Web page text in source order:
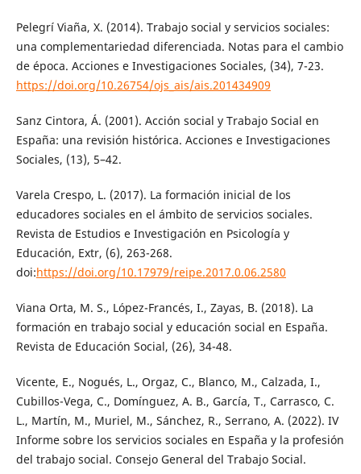
Pelegrí Viaña, X. (2014). Trabajo social y servicios sociales:
una complementariedad diferenciada. Notas para el cambio
de época. Acciones e Investigaciones Sociales, (34), 7-23.
https://doi.org/10.26754/ojs_ais/ais.201434909
Sanz Cintora, Á. (2001). Acción social y Trabajo Social en
España: una revisión histórica. Acciones e Investigaciones
Sociales, (13), 5–42.
Varela Crespo, L. (2017). La formación inicial de los
educadores sociales en el ámbito de servicios sociales.
Revista de Estudios e Investigación en Psicología y
Educación, Extr, (6), 263-268.
doi:https://doi.org/10.17979/reipe.2017.0.06.2580
Viana Orta, M. S., López-Francés, I., Zayas, B. (2018). La
formación en trabajo social y educación social en España.
Revista de Educación Social, (26), 34-48.
Vicente, E., Nogués, L., Orgaz, C., Blanco, M., Calzada, I.,
Cubillos-Vega, C., Domínguez, A. B., García, T., Carrasco, C.
L., Martín, M., Muriel, M., Sánchez, R., Serrano, A. (2022). IV
Informe sobre los servicios sociales en España y la profesión
del trabajo social. Consejo General del Trabajo Social.